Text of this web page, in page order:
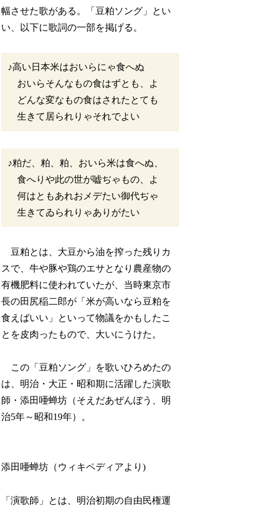
幅させた歌がある。「豆粕ソング」とい
い、以下に歌詞の一部を掲げる。
♪高い日本米はおいらにゃ食へぬ
おいらそんなもの食はずとも、よ
どんな変なもの食はされたとても
生きて居られりゃそれでよい
♪粕だ、粕、粕、おいら米は食へぬ、
食へりや此の世が嘘ぢゃもの、よ
何はともあれおメデたい御代ぢゃ
生きてゐられりゃありがたい
豆粕とは、大豆から油を搾った残りカ
スで、牛や豚や鶏のエサとなり農産物の
有機肥料に使われていたが、当時東京市
長の田尻稲二郎が「米が高いなら豆粕を
食えばいい」といって物議をかもしたこ
とを皮肉ったもので、大いにうけた。
この「豆粕ソング」を歌いひろめたの
は、明治・大正・昭和期に活躍した演歌
師・添田唖蝉坊（そえだあぜんぼう、明
治5年～昭和19年）。
添田唖蝉坊（ウィキペディアより)
「演歌師」とは、明治初期の自由民権運